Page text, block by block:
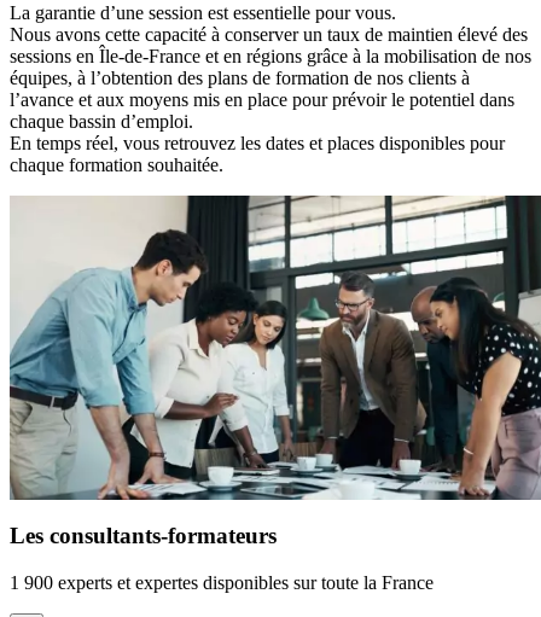
La garantie d’une session est essentielle pour vous.
Nous avons cette capacité à conserver un taux de maintien élevé des
sessions en Île-de-France et en régions grâce à la mobilisation de nos
équipes, à l’obtention des plans de formation de nos clients à
l’avance et aux moyens mis en place pour prévoir le potentiel dans
chaque bassin d’emploi.
En temps réel, vous retrouvez les dates et places disponibles pour
chaque formation souhaitée.
Les consultants-formateurs
1 900 experts et expertes disponibles sur toute la France